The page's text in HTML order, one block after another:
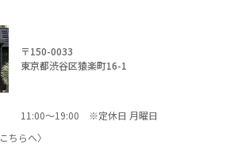
〒150-0033
東京都渋谷区猿楽町16-1
11:00～19:00 ※定休日 月曜日
こちらへ〉